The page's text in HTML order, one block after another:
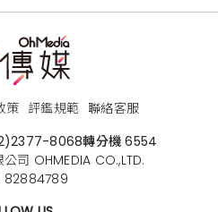
策 評鑑規範 聯絡客服
8068轉分機 6554
司 OHMEDIA CO.,LTD.
82884789